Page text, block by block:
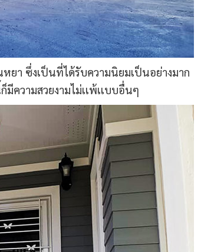
ยา ซึ่งเป็นที่ได้รับความนิยมเป็นอย่างมาก
ความสวยงามไม่เเพ้เเบบอื่นๆ